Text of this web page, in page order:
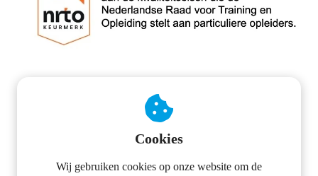
CONTACTINFORMATIE
Cookies
Wij gebruiken cookies op onze website om de